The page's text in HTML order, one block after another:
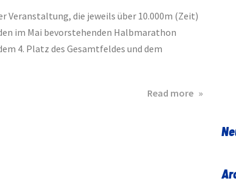
Veranstaltung, die jeweils über 10.000m (Zeit)
im Mai bevorstehenden Halbmarathon
4. Platz des Gesamtfeldes und dem
Read more about